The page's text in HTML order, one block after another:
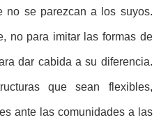
no se parezcan a los suyos.
no para imitar las formas de
dar cabida a su diferencia.
que sean flexibles,
ante las comunidades a las